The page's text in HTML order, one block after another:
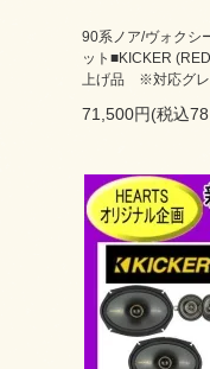
90系ノア/ヴォクシ
ット■KICKER
上げ品 ※対応グ
71,500円(税込